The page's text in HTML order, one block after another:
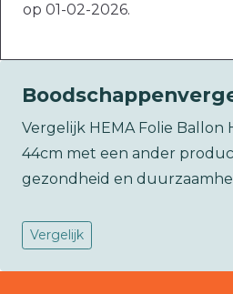
op 01-02-2026.
Vergelijk HEMA Folie Ballon
44cm met een ander
gezondheid en
Vergelijk